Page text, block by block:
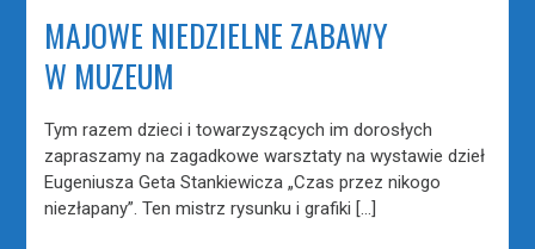
MAJOWE NIEDZIELNE ZABAWY
W MUZEUM
Tym razem dzieci i towarzyszących im dorosłych
zapraszamy na zagadkowe warsztaty na wystawie dzieł
Eugeniusza Geta Stankiewicza „Czas przez nikogo
niezłapany”. Ten mistrz rysunku i grafiki […]